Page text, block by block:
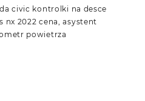
civic kontrolki na desce
nx 2022 cena, asystent
powietrza